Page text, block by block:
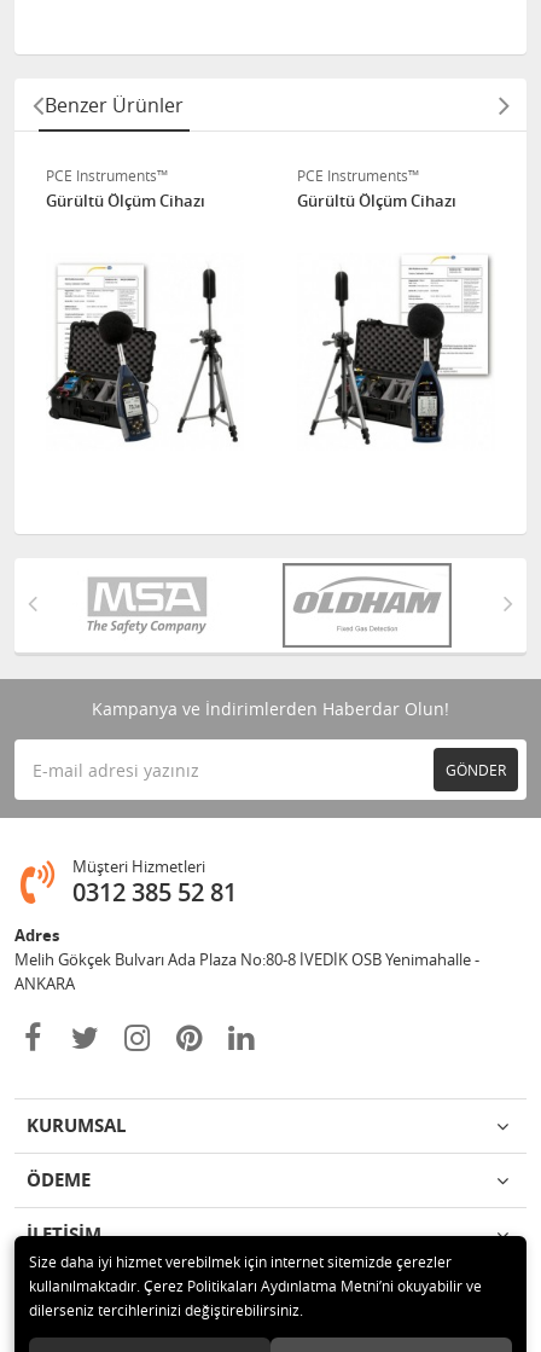
Benzer Ürünler
PCE Instruments™
Gürültü Ölçüm Cihazı
PCE Instruments™
Gürültü Ölçüm Cihazı
Kampanya ve İndirimlerden Haberdar Olun!
GÖNDER
Müşteri Hizmetleri
0312 385 52 81
Adres
Melih Gökçek Bulvarı Ada Plaza No:80-8 İVEDİK OSB Yenimahalle -
ANKARA
KURUMSAL
ÖDEME
İLETİŞİM
© 2020 ESA ÖLÇÜM VE TEST CİHAZLARI ELEKTRONİK SAN TİC LTD ŞTİ
Tüm hakları saklıdır.
Size daha iyi hizmet verebilmek için internet sitemizde çerezler
kullanılmaktadır. Çerez Politikaları Aydınlatma Metni’ni okuyabilir ve
dilerseniz tercihlerinizi değiştirebilirsiniz.